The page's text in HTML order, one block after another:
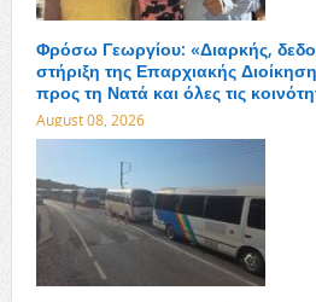
Φρόσω Γεωργίου: «Διαρκής,
στήριξη της Επαρχιακής
προς τη Νατά και όλες τις
August 08, 2026